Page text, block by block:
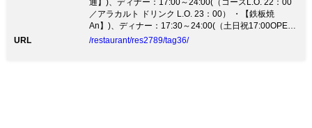
ど、シーンに合わせてご利用頂けます。 【イタリアン
ディナーコース】 ・ナポリのショートコース …6,800
円（税込） ・サルヴァトーレ魅惑のコース …8,800円
（税込） 【鉄板ディナーコース】 ・東京コース …
通】)、ディナー：17:00～24:00(（コースL.O. 22：00
／アラカルト ドリンク L.O. 23：00） ・【鉄板焼
An】)、ディナー：17:30～24:00(（土日祝17:00OPEN/
コースL.O.22:00/アラカルトL.O. 23:00） ・【Salvatore
URL /restaurant/res2789/tag36/